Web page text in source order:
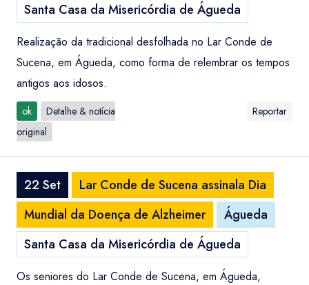
Santa Casa da Misericórdia de Águeda
Realização da tradicional desfolhada no Lar Conde de
Sucena, em Águeda, como forma de relembrar os tempos
antigos aos idosos.
ok
Detalhe & notícia
original
Reportar
22 Set
Lar Conde de Sucena assinala Dia
Mundial da Doença de Alzheimer
Águeda
Santa Casa da Misericórdia de Águeda
Os seniores do Lar Conde de Sucena, em Águeda,